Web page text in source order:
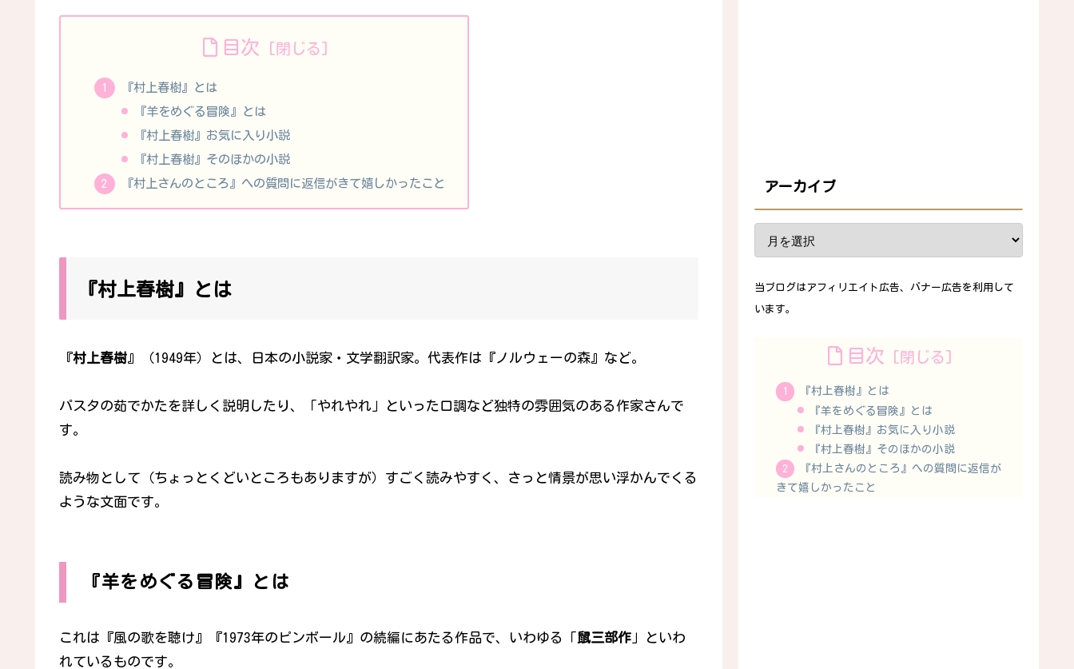
目次
『村上春樹』とは
『羊をめぐる冒険』とは
『村上春樹』お気に入り小説
『村上春樹』そのほかの小説
『村上さんのところ』への質問に返信がきて嬉しかったこと
『村上春樹』とは
『村上春樹 』（1949年）とは、日本の小説家・文学翻訳家。代表作は『ノルウェーの森』など。
パスタの茹でかたを詳しく説明したり、「やれやれ」といった口調など独特の雰囲気のある作家さんで
す。
読み物として（ちょっとくどいところもありますが）すごく読みやすく、さっと情景が思い浮かんでくる
ような文面です。
『羊をめぐる冒険』とは
これは『風の歌を聴け』『1973年のピンボール』の続編にあたる作品で、いわゆる「 鼠三部作 」といわ
れているものです。
アーカイブ
当ブログはアフィリエイト広告、バナー広告を利用して
います。
目次
『村上春樹』とは
『羊をめぐる冒険』とは
『村上春樹』お気に入り小説
『村上春樹』そのほかの小説
『村上さんのところ』への質問に返信が
きて嬉しかったこと